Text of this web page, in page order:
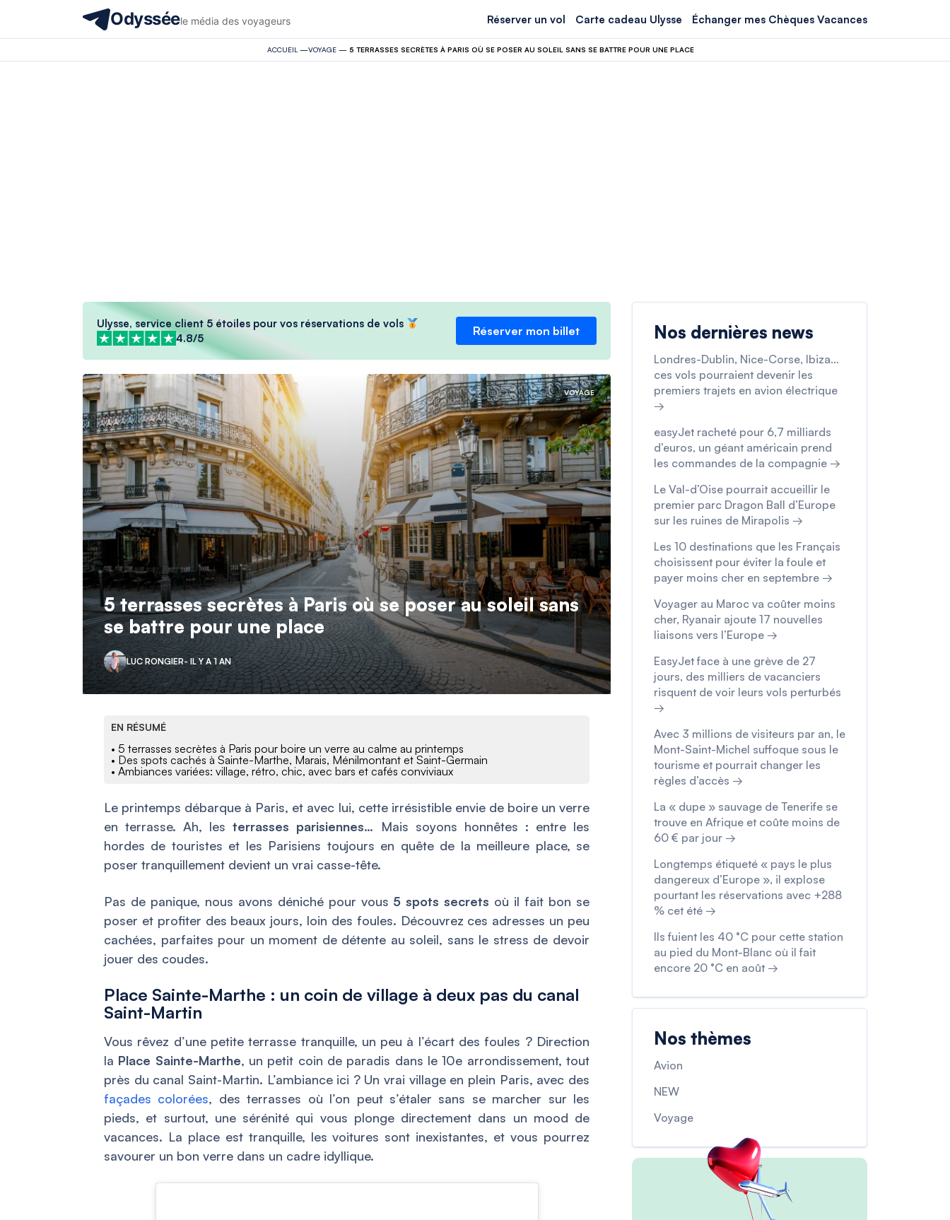
Odysséele média des voyageurs Réserver un vol Carte cadeau Ulysse Échanger mes Chèques Vacances
ACCUEIL —VOYAGE— 5 TERRASSES SECRÈTES À PARIS OÙ SE POSER AU SOLEIL SANS SE BATTRE POUR UNE PLACE
Ulysse, service client 5 étoiles pour vos réservations de vols
4.8/5
Réserver mon billet
VOYAGE
5 terrasses secrètes à Paris où se poser au soleil sans
se battre pour une place
LUC RONGIER- IL Y A 1 AN
EN RÉSUMÉ
• 5 terrasses secrètes à Paris pour boire un verre au calme au printemps
• Des spots cachés à Sainte-Marthe, Marais, Ménilmontant et Saint-Germain
• Ambiances variées: village, rétro, chic, avec bars et cafés conviviaux
Le printemps débarque à Paris, et avec lui, cette irrésistible envie de boire un verre
en terrasse. Ah, lesterrasses parisiennes… Mais soyons honnêtes : entre les
hordes de touristes et les Parisiens toujours en quête de la meilleure place, se
poser tranquillement devient un vrai casse-tête.
Pas de panique, nous avons déniché pour vous 5 spots secrets où il fait bon se
poser et profiter des beaux jours, loin des foules. Découvrez ces adresses un peu
cachées, parfaites pour un moment de détente au soleil, sans le stress de devoir
jouer des coudes.
Place Sainte-Marthe : un coin de village à deux pas du canal
Saint-Martin
Vous rêvez d’une petite terrasse tranquille, un peu à l’écart des foules ? Direction
la Place Sainte-Marthe, un petit coin de paradis dans le 10e arrondissement, tout
près du canal Saint-Martin. L’ambiance ici ? Un vrai village en plein Paris, avec des
façades colorées, des terrasses où l’on peut s’étaler sans se marcher sur les
pieds, et surtout, une sérénité qui vous plonge directement dans un mood de
vacances. La place est tranquille, les voitures sont inexistantes, et vous pourrez
savourer un bon verre dans un cadre idyllique.
Nos dernières news
Londres-Dublin, Nice-Corse, Ibiza…
ces vols pourraient devenir les
premiers trajets en avion électrique
→
easyJet racheté pour 6,7 milliards
d’euros, un géant américain prend
les commandes de la compagnie →
Le Val-d’Oise pourrait accueillir le
premier parc Dragon Ball d’Europe
sur les ruines de Mirapolis →
Les 10 destinations que les Français
choisissent pour éviter la foule et
payer moins cher en septembre →
Voyager au Maroc va coûter moins
cher, Ryanair ajoute 17 nouvelles
liaisons vers l’Europe →
EasyJet face à une grève de 27
jours, des milliers de vacanciers
risquent de voir leurs vols perturbés
→
Avec 3 millions de visiteurs par an, le
Mont-Saint-Michel suffoque sous le
tourisme et pourrait changer les
règles d’accès →
La « dupe » sauvage de Tenerife se
trouve en Afrique et coûte moins de
60 € par jour →
Longtemps étiqueté « pays le plus
dangereux d’Europe », il explose
pourtant les réservations avec +288
% cet été →
Ils fuient les 40 °C pour cette station
au pied du Mont-Blanc où il fait
encore 20 °C en août →
Nos thèmes
Avion
NEW
Voyage